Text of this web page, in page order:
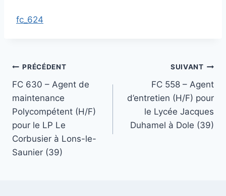
fc_624
Navigation
de
l’article
PRÉCÉDENT
FC 630 – Agent de
maintenance
Polycompétent (H/F)
pour le LP Le
Corbusier à Lons-le-
Saunier (39)
SUIVANT
FC 558 – Agent
d’entretien (H/F) pour
le Lycée Jacques
Duhamel à Dole (39)